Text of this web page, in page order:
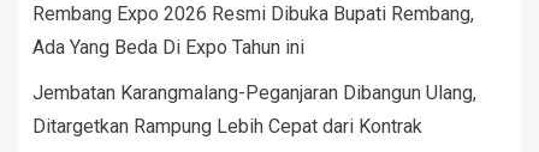
Rembang Expo 2026 Resmi Dibuka Bupati Rembang,
Ada Yang Beda Di Expo Tahun ini
Jembatan Karangmalang-Peganjaran Dibangun Ulang,
Ditargetkan Rampung Lebih Cepat dari Kontrak